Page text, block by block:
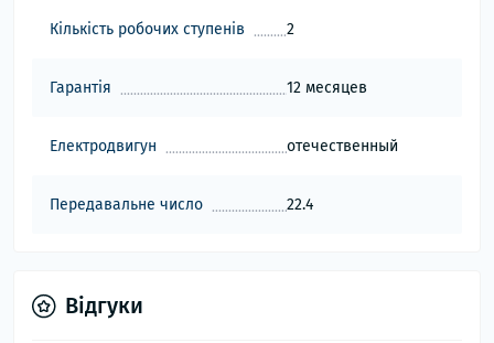
Кількість робочих ступенів 2
Гарантія 12 месяцев
Електродвигун отечественный
Передавальне число 22.4
Відгуки